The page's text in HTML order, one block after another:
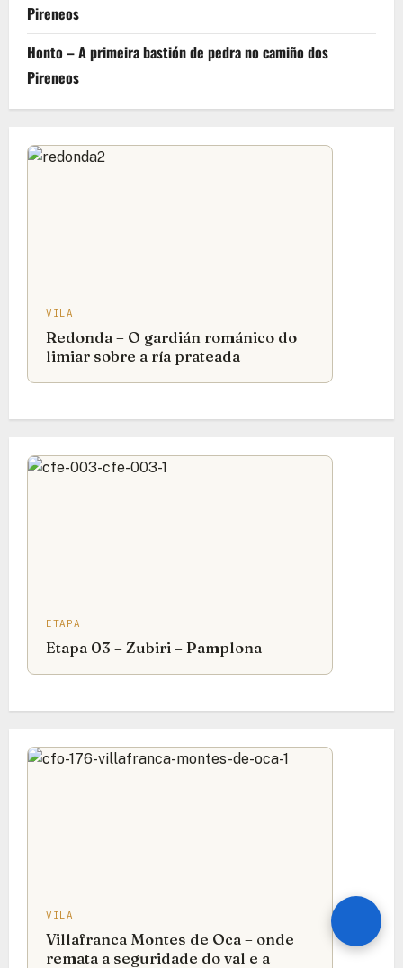
Pireneos
Honto – A primeira bastión de pedra no camiño dos
Pireneos
VILA
Redonda – O gardián románico do
limiar sobre a ría prateada
ETAPA
Etapa 03 – Zubiri – Pamplona
VILA
Villafranca Montes de Oca – onde
remata a seguridade do val e a